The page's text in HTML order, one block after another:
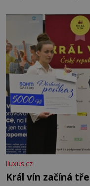
král. Nebo že by ne?
podél Kaspického a
iluxus.cz
Král vín začíná